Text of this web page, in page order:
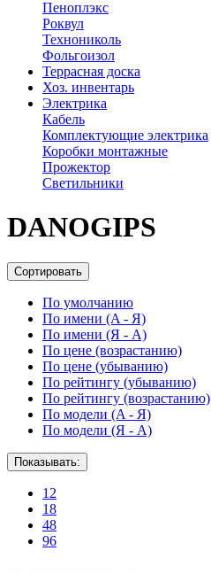
Пеноплэкс
Роквул
Технониколь
Фольгоизол
Террасная доска
Хоз. инвентарь
Электрика
Кабель
Комплектующие электрика
Коробки монтажные
Прожектор
Светильники
DANOGIPS
Сортировать
По умолчанию
По имени (A - Я)
По имени (Я - A)
По цене (возрастанию)
По цене (убыванию)
По рейтингу (убыванию)
По рейтингу (возрастанию)
По модели (A - Я)
По модели (Я - A)
Показывать:
12
18
48
96